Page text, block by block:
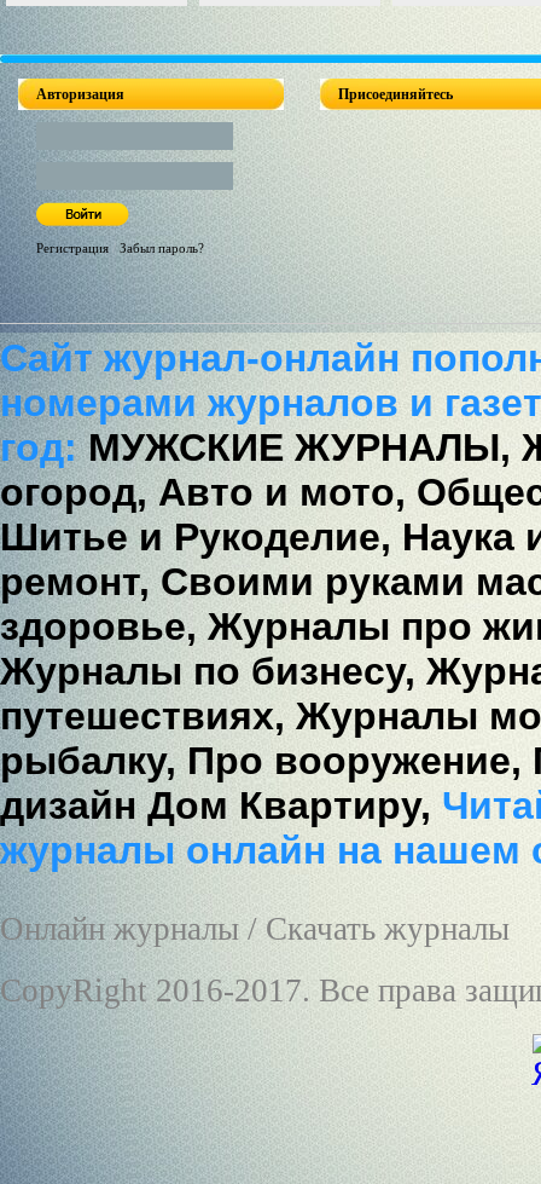
Авторизация
Регистрация /Забыл пароль?
Присоединяйтесь
Сайт журнал-онлайн
номерами журналов и
год:МУЖСКИЕ ЖУРНАЛЫ,
огород, Авто и мото,
Шитье и Рукоделие, Наука
ремонт, Своими руками
здоровье, Журналы про
Журналы по бизнесу,
путешествиях, Журналы
рыбалку, Про вооружение,
дизайн Дом Квартиру,
журналы онлайн на нашем
Онлайн журналы / Скачать журналы
CopyRight 2016-2017. Все права